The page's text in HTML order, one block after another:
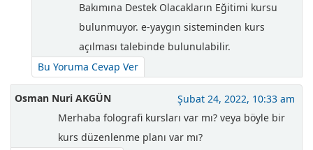
Bakımına Destek Olacakların Eğitimi kursu
bulunmuyor. e-yaygın sisteminden kurs
açılması talebinde bulunulabilir.
Bu Yoruma Cevap Ver
Osman Nuri AKGÜN
Şubat 24, 2022, 10:33 am
Merhaba folografi kursları var mı? veya böyle bir
kurs düzenlenme planı var mı?